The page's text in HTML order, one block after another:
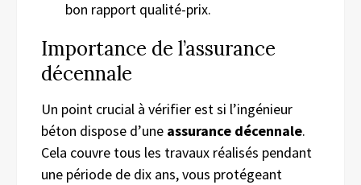
bon rapport qualité-prix.
Importance de l’assurance
décennale
Un point crucial à vérifier est si l’ingénieur
béton dispose d’une assurance décennale.
Cela couvre tous les travaux réalisés pendant
une période de dix ans, vous protégeant